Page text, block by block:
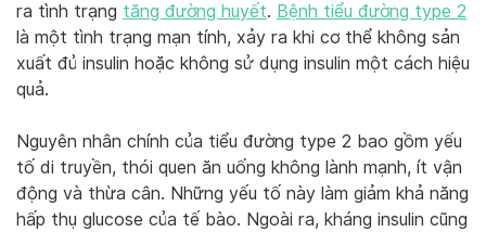
ra tình trạng tăng đường huyết. Bệnh tiểu đường type 2
là một tình trạng mạn tính, xảy ra khi cơ thể không sản
xuất đủ insulin hoặc không sử dụng insulin một cách hiệu
quả.
Nguyên nhân chính của tiểu đường type 2 bao gồm yếu
tố di truyền, thói quen ăn uống không lành mạnh, ít vận
động và thừa cân. Những yếu tố này làm giảm khả năng
hấp thụ glucose của tế bào. Ngoài ra, kháng insulin cũng